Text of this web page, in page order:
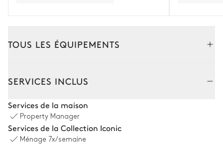
TOUS LES ÉQUIPEMENTS
Piscine
À débordement
Chauffable · Au chlore
SERVICES INCLUS
Services de la maison
Property Manager
Services de la Collection Iconic
Ménage 7x/semaine